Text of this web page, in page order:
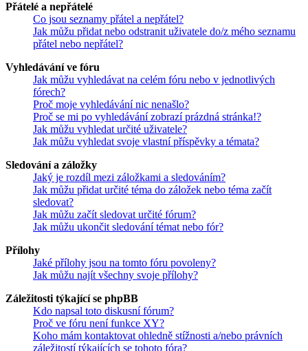
Přátelé a nepřátelé
Co jsou seznamy přátel a nepřátel?
Jak můžu přidat nebo odstranit uživatele do/z mého seznamu
přátel nebo nepřátel?
Vyhledávání ve fóru
Jak můžu vyhledávat na celém fóru nebo v jednotlivých
fórech?
Proč moje vyhledávání nic nenašlo?
Proč se mi po vyhledávání zobrazí prázdná stránka!?
Jak můžu vyhledat určité uživatele?
Jak můžu vyhledat svoje vlastní příspěvky a témata?
Sledování a záložky
Jaký je rozdíl mezi záložkami a sledováním?
Jak můžu přidat určité téma do záložek nebo téma začít
sledovat?
Jak můžu začít sledovat určité fórum?
Jak můžu ukončit sledování témat nebo fór?
Přílohy
Jaké přílohy jsou na tomto fóru povoleny?
Jak můžu najít všechny svoje přílohy?
Záležitosti týkající se phpBB
Kdo napsal toto diskusní fórum?
Proč ve fóru není funkce XY?
Koho mám kontaktovat ohledně stížnosti a/nebo právních
záležitostí týkajících se tohoto fóra?